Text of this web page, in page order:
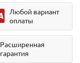
Любой вариант
оплаты
Расширенная
гарантия